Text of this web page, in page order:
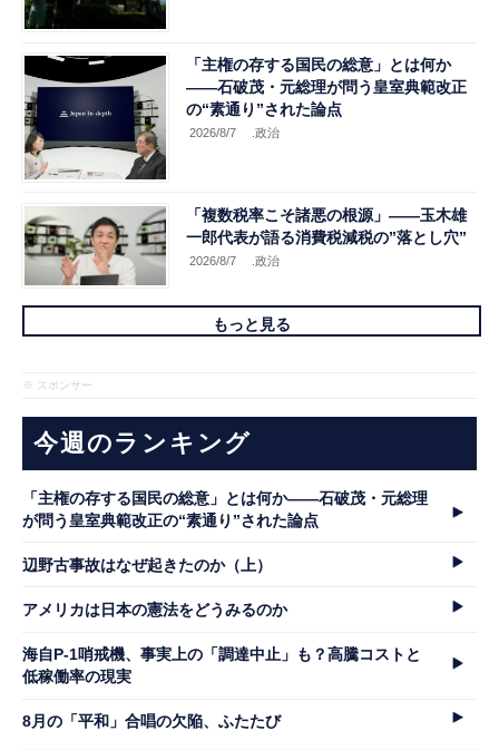
「主権の存する国民の総意」とは何か
――石破茂・元総理が問う皇室典範改正
の“素通り”された論点
2026/8/7 .政治
「複数税率こそ諸悪の根源」――玉木雄
一郎代表が語る消費税減税の”落とし穴”
2026/8/7 .政治
もっと見る
※ スポンサー
今週のランキング
「主権の存する国民の総意」とは何か――石破茂・元総理
が問う皇室典範改正の“素通り”された論点
辺野古事故はなぜ起きたのか（上）
アメリカは日本の憲法をどうみるのか
海自P-1哨戒機、事実上の「調達中止」も？高騰コストと
低稼働率の現実
8月の「平和」合唱の欠陥、ふたたび